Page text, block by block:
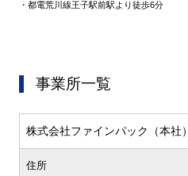
・都電荒川線王子駅前駅より徒歩6分
事業所一覧
株式会社ファインパック（本社）
住所